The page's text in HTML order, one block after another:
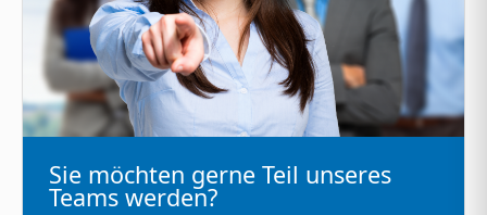
Sie möchten gerne Teil unseres
Teams werden?